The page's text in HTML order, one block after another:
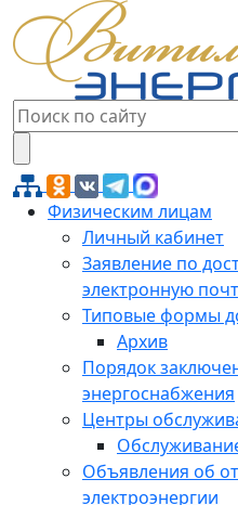
Физическим лицам
Личный кабинет
Заявление по
электронную
Типовые формы
Архив
Порядок
энергоснабжения
Центры
Объявления об
электроэнергии